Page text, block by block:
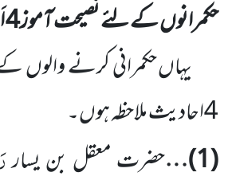
حکمرانوں کے لئے نصیحت آموز4
یہاں حکمرانی کرنے والوں
4احادیث ملاحظہ ہوں۔
(
1
)…حضرت معقل بن یسار